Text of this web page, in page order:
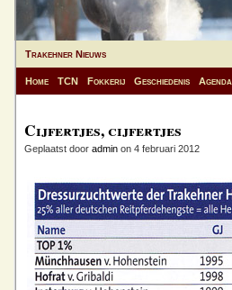
Trakehner Nieuws
Home TCN Fokkerij Geschiedenis Agenda
Cijfertjes, cijfertjes
Geplaatst door admin on 4 februari 2012